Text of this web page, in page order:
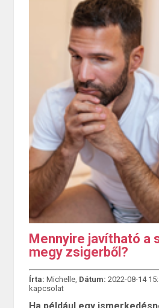
Mennyire javítható a
megy zsigerből?
Írta: Michelle, Dátum: 2022-08-14
kapcsolat